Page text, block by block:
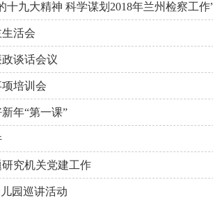
十九大精神 科学谋划2018年兰州检察工作
活会
谈话会议
培训会
年“第一课”
究机关党建工作
园巡讲活动